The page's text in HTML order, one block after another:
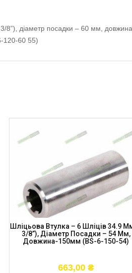
8”), діаметр посадки – 60 мм,
120-60 55)
Шліцьова Втулка – 6 Шліців 34.9
3/8”), Діаметр Посадки – 54 Мм,
Довжина-150мм (BS-6-150-54)
663,00 ₴